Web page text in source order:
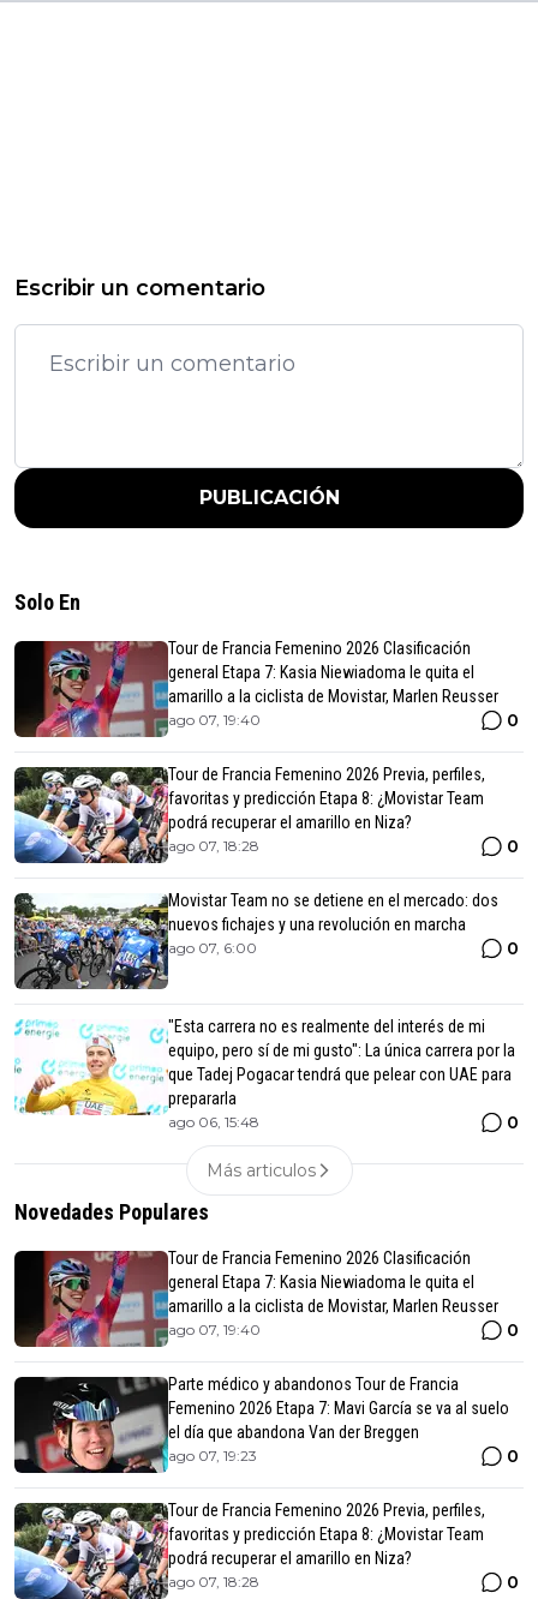
Escribir un comentario
PUBLICACIÓN
Solo En
Tour de Francia Femenino 2026 Clasificación
general Etapa 7: Kasia Niewiadoma le quita el
amarillo a la ciclista de Movistar, Marlen Reusser
ago 07, 19:40 0
Tour de Francia Femenino 2026 Previa, perfiles,
favoritas y predicción Etapa 8: ¿Movistar Team
podrá recuperar el amarillo en Niza?
ago 07, 18:28 0
Movistar Team no se detiene en el mercado: dos
nuevos fichajes y una revolución en marcha
ago 07, 6:00 0
"Esta carrera no es realmente del interés de mi
equipo, pero sí de mi gusto": La única carrera por la
que Tadej Pogacar tendrá que pelear con UAE para
prepararla
ago 06, 15:48 0
Más articulos
Novedades Populares
Tour de Francia Femenino 2026 Clasificación
general Etapa 7: Kasia Niewiadoma le quita el
amarillo a la ciclista de Movistar, Marlen Reusser
ago 07, 19:40 0
Parte médico y abandonos Tour de Francia
Femenino 2026 Etapa 7: Mavi García se va al suelo
el día que abandona Van der Breggen
ago 07, 19:23 0
Tour de Francia Femenino 2026 Previa, perfiles,
favoritas y predicción Etapa 8: ¿Movistar Team
podrá recuperar el amarillo en Niza?
ago 07, 18:28 0